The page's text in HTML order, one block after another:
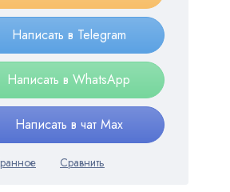
Написать в Telegram
Написать в WhatsApp
Написать в чат Max